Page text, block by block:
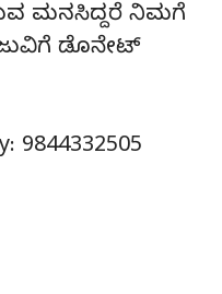
ಮನಸಿದ್ದರೆ ನಿಮಗೆ
ಡೊನೇಟ್‌
9844332505